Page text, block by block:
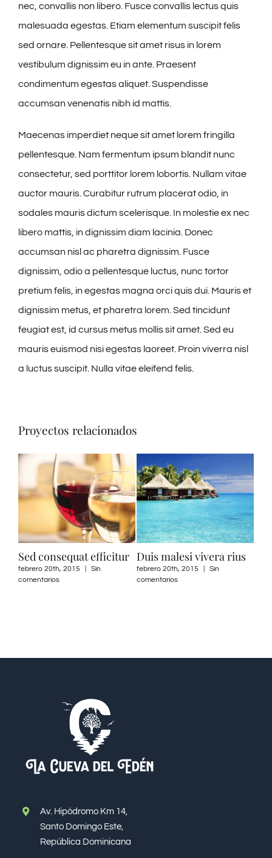
nec, convallis non libero. Fusce convallis lectus quis
malesuada egestas. Etiam elementum suscipit felis
sed ornare. Pellentesque sit amet risus in lorem
vestibulum dignissim eu in ante. Praesent
condimentum egestas aliquet. Suspendisse
accumsan venenatis nibh id mattis.
Maecenas imperdiet neque sit amet lorem fringilla
pellentesque. Nam fermentum ipsum blandit nunc
consectetur, sed porttitor lorem lobortis. Nullam vitae
auctor mauris. Curabitur rutrum placerat odio, in
sodales mauris dictum scelerisque. In molestie ex nec
libero mattis, in dignissim diam lacinia. Donec
accumsan nisl ac pharetra dignissim. Fusce
dignissim, odio a pellentesque luctus, nunc tortor
pretium felis, in egestas magna orci quis dui. Mauris et
dignissim metus, et pharetra lorem. Sed tincidunt
feugiat est, id cursus metus mollis sit amet. Sed eu
mauris euismod nisi egestas laoreet. Proin viverra nisl
a luctus suscipit. Nulla vitae eleifend felis.
Proyectos relacionados
Sed consequat efficitur
febrero 20th, 2015
Sin
comentarios
Duis malesi vivera rius
febrero 20th, 2015
Sin
comentarios
Av. Hipódromo Km 14,
Santo Domingo Este,
República Dominicana